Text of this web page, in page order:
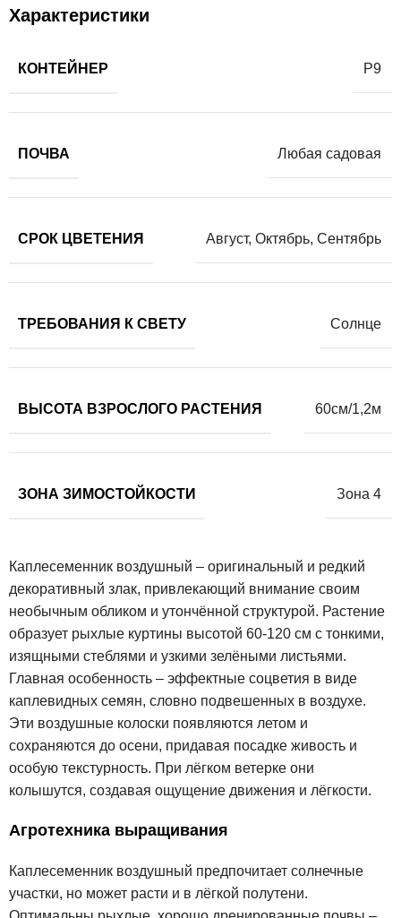
Характеристики
КОНТЕЙНЕР Р9
ПОЧВА Любая садовая
СРОК ЦВЕТЕНИЯ Август, Октябрь, Сентябрь
ТРЕБОВАНИЯ К СВЕТУ Солнце
ВЫСОТА ВЗРОСЛОГО РАСТЕНИЯ 60см/1,2м
ЗОНА ЗИМОСТОЙКОСТИ Зона 4
Каплесеменник воздушный – оригинальный и редкий
декоративный злак, привлекающий внимание своим
необычным обликом и утончённой структурой. Растение
образует рыхлые куртины высотой 60-120 см с тонкими,
изящными стеблями и узкими зелёными листьями.
Главная особенность – эффектные соцветия в виде
каплевидных семян, словно подвешенных в воздухе.
Эти воздушные колоски появляются летом и
сохраняются до осени, придавая посадке живость и
особую текстурность. При лёгком ветерке они
колышутся, создавая ощущение движения и лёгкости.
Агротехника выращивания
Каплесеменник воздушный предпочитает солнечные
участки, но может расти и в лёгкой полутени.